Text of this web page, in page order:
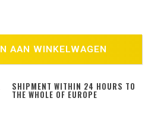
AAN WINKELWAGEN
SHIPMENT WITHIN 24 HOURS TO
THE WHOLE OF EUROPE